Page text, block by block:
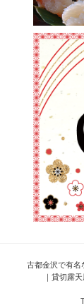
古都金沢で有名
｜貸切露